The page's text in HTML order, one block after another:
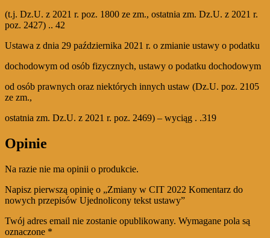
(t.j. Dz.U. z 2021 r. poz. 1800 ze zm., ostatnia zm. Dz.U. z 2021 r.
poz. 2427) .. 42
Ustawa z dnia 29 października 2021 r. o zmianie ustawy o podatku
dochodowym od osób fizycznych, ustawy o podatku dochodowym
od osób prawnych oraz niektórych innych ustaw (Dz.U. poz. 2105
ze zm.,
ostatnia zm. Dz.U. z 2021 r. poz. 2469) – wyciąg . .319
Opinie
Na razie nie ma opinii o produkcie.
Napisz pierwszą opinię o „Zmiany w CIT 2022 Komentarz do
nowych przepisów Ujednolicony tekst ustawy”
Twój adres email nie zostanie opublikowany. Wymagane pola są
oznaczone *